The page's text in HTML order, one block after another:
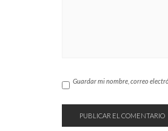
Guardar mi nombre, correo